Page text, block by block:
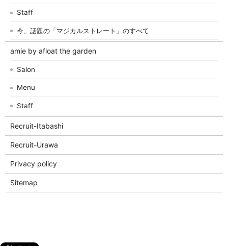
Staff
今、話題の「マジカルストレート」のすべて
amie by afloat the garden
Salon
Menu
Staff
Recruit-Itabashi
Recruit-Urawa
Privacy policy
Sitemap